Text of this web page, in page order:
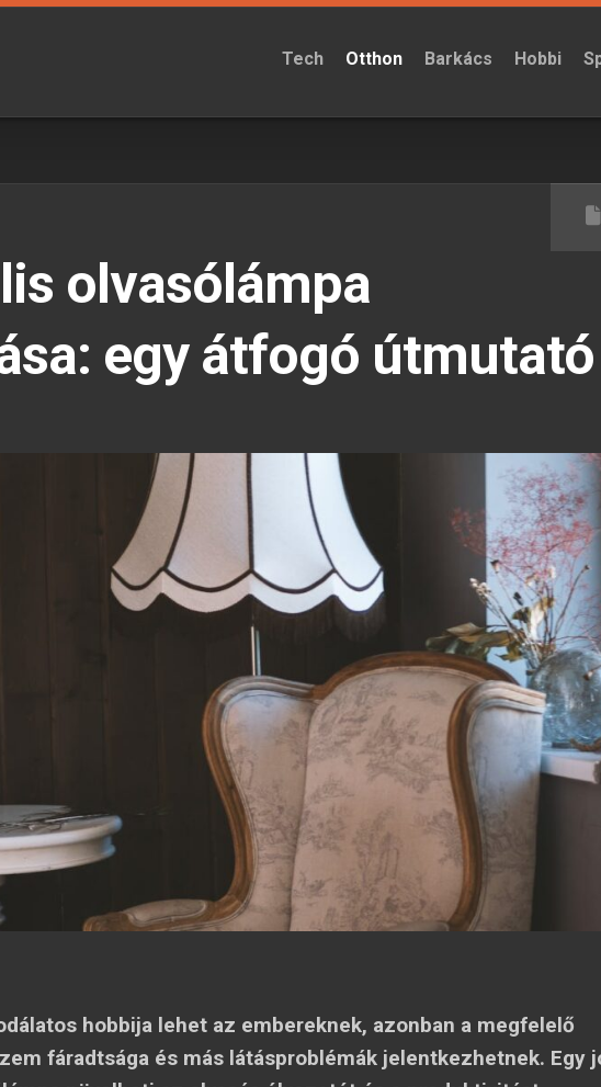
Tech Otthon Barkács Hobbi
olvasólámpa
egy átfogó útmutató
hobbija lehet az embereknek, azonban a megfelelő
fáradtsága és más látásproblémák jelentkezhetnek. Egy